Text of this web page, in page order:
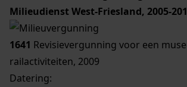
Milieudienst West-Friesland, 2005-
1641 Revisievergunning voor een
railactiviteiten, 2009
Datering: